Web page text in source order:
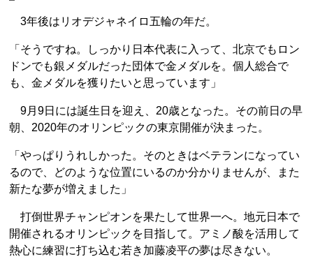
3年後はリオデジャネイロ五輪の年だ。
「そうですね。しっかり日本代表に入って、北京でもロン
ドンでも銀メダルだった団体で金メダルを。個人総合で
も、金メダルを獲りたいと思っています」
9月9日には誕生日を迎え、20歳となった。その前日の早
朝、2020年のオリンピックの東京開催が決まった。
「やっぱりうれしかった。そのときはベテランになってい
るので、どのような位置にいるのか分かりませんが、また
新たな夢が増えました」
打倒世界チャンピオンを果たして世界一へ。地元日本で
開催されるオリンピックを目指して。アミノ酸を活用して
熱心に練習に打ち込む若き加藤凌平の夢は尽きない。